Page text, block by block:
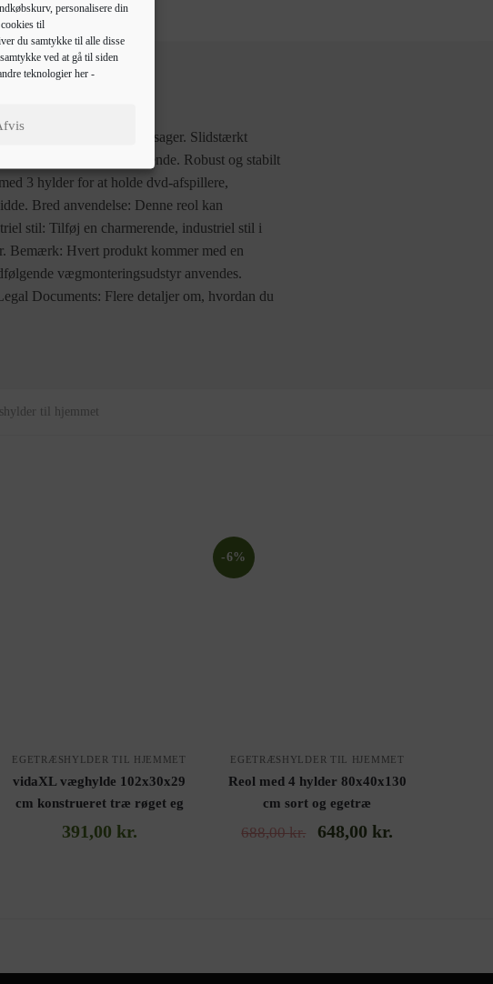
personalisere din
til
du samtykke til alle disse
ved at gå til siden
teknologier her -
plads til alle dine ting og sager. Slidstærkt
stabilt og fugtafvisende. Robust og stabilt
3 hylder for at holde dvd-afspillere,
Bred anvendelse: Denne reol kan
stil: Tilføj en charmerende, industriel stil i
Bemærk: Hvert produkt kommer med en
vægmonteringsudstyr anvendes.
Documents: Flere detaljer om, hvordan du
til hjemmet
EGETRÆSHYLDER TIL HJEMMET
vidaXL væghylde 102x30x29
cm konstrueret træ røget eg
391,00 kr.
-6%
EGETRÆSHYLDER TIL HJEMMET
Reol med 4 hylder 80x40x130
cm sort og egetræ
688,00kr. 648,00kr.